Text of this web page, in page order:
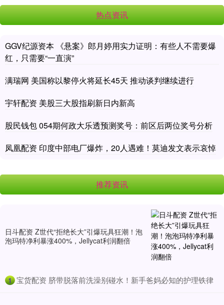
热点资讯
GGV纪源资本 《悬案》郎月婷用实力证明：有些人不需要爆
红，只需要“一直演”
满瑞网 美国称以黎停火将延长45天 推动谈判继续进行
宇轩配资 美股三大股指刷新日内新高
股民钱包 054期何政大乐透预测奖号：前区后两位奖号分析
凤凰配资 印度中部电厂爆炸，20人遇难！莫迪发文表示哀悼
推荐资讯
日斗配资 Z世代“拒绝长大”引爆玩具狂潮！泡
泡玛特净利暴涨400%，Jellycat利润翻倍
1 ​宝货配资 脐带脱落前洗澡别碰水！新手爸妈必知的护理铁律